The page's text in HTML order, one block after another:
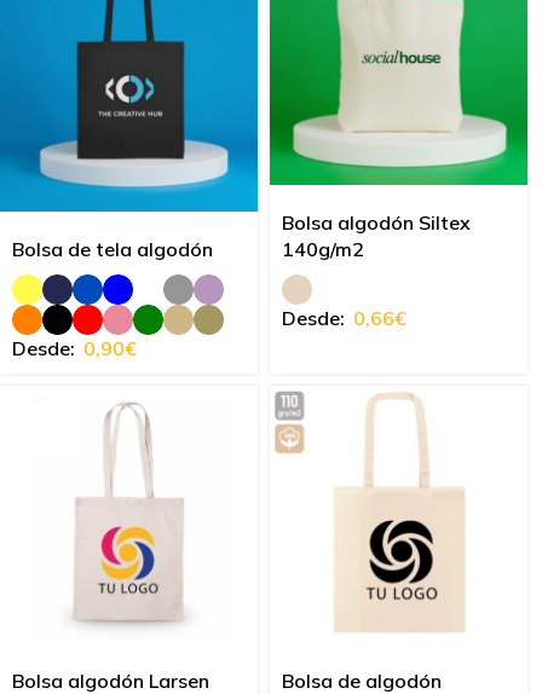
Bolsa de tela algodón
Desde: 0,90€
Bolsa algodón Siltex
140g/m2
Desde: 0,66€
Bolsa algodón Larsen
Bolsa de algodón